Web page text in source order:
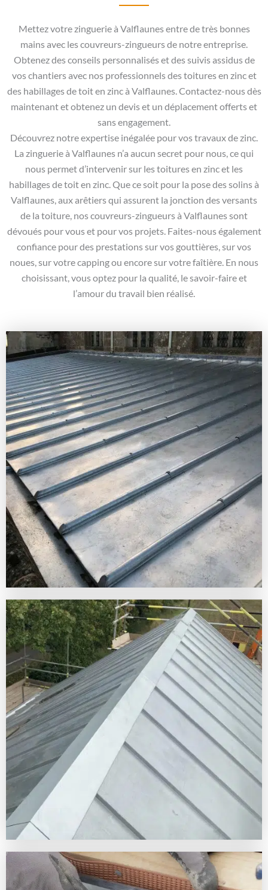
Mettez votre zinguerie à Valflaunes entre de très bonnes
mains avec les couvreurs-zingueurs de notre entreprise.
Obtenez des conseils personnalisés et des suivis assidus de
vos chantiers avec nos professionnels des toitures en zinc et
des habillages de toit en zinc à Valflaunes. Contactez-nous dès
maintenant et obtenez un devis et un déplacement offerts et
sans engagement.
Découvrez notre expertise inégalée pour vos travaux de zinc.
La zinguerie à Valflaunes n’a aucun secret pour nous, ce qui
nous permet d’intervenir sur les toitures en zinc et les
habillages de toit en zinc. Que ce soit pour la pose des solins à
Valflaunes, aux arêtiers qui assurent la jonction des versants
de la toiture, nos couvreurs-zingueurs à Valflaunes sont
dévoués pour vous et pour vos projets. Faites-nous également
confiance pour des prestations sur vos gouttières, sur vos
noues, sur votre capping ou encore sur votre faîtière. En nous
choisissant, vous optez pour la qualité, le savoir-faire et
l’amour du travail bien réalisé.